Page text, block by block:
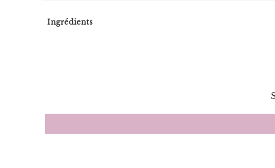
Ingrédients